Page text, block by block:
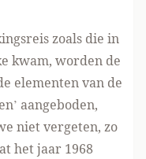
zoals die in
kwam, worden de
elementen van de
aangeboden,
niet vergeten, zo
het jaar 1968